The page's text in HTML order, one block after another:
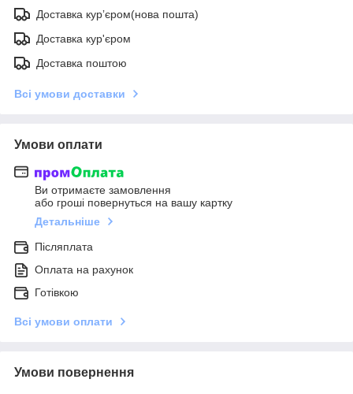
Доставка курʼєром(нова пошта)
Доставка кур'єром
Доставка поштою
Всі умови доставки
Умови оплати
Ви отримаєте замовлення
або гроші повернуться на вашу картку
Детальніше
Післяплата
Оплата на рахунок
Готівкою
Всі умови оплати
Умови повернення